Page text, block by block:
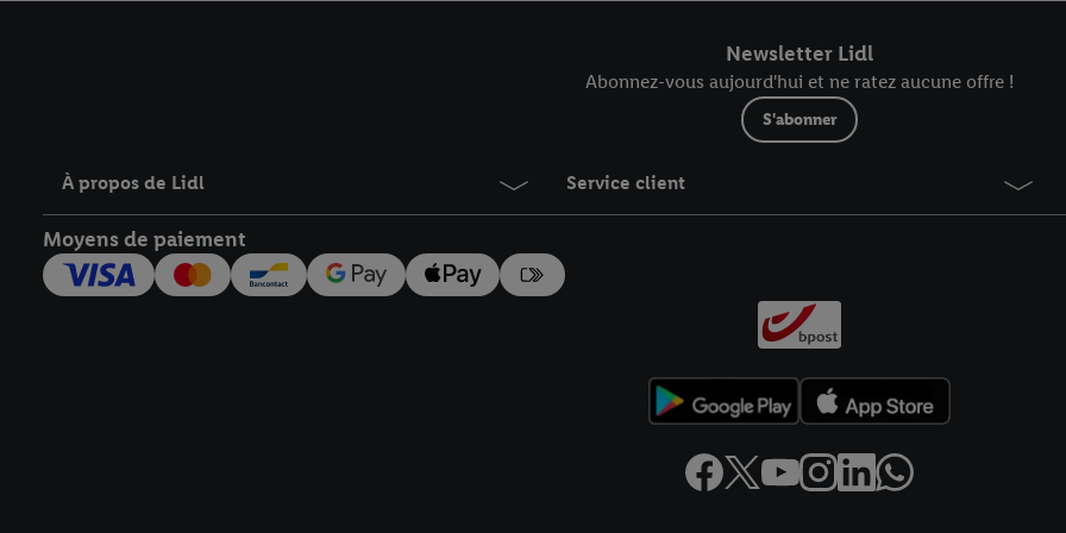
Newsletter Lidl
Abonnez-vous aujourd'hui et ne ratez aucune offre !
S'abonner
À propos de Lidl Service client
Moyens de paiement